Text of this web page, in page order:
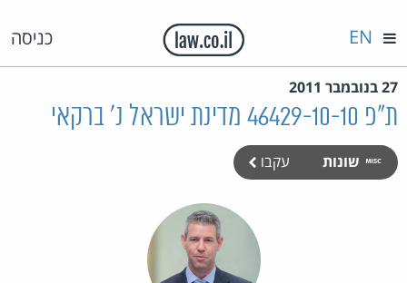
כניסה EN
27 בנובמבר 2011
ת"פ 46429-10-10 מדינת ישראל נ' ברקאי
שונות עקבו